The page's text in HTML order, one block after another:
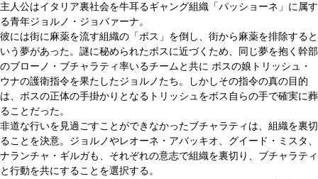
主人公はイタリア裏社会を牛耳るギャング組織「パッショーネ」に属す
る青年ジョルノ・ジョバァーナ。
彼には街に麻薬を流す組織の「ボス」を倒し、街から麻薬を排除すると
いう夢があった。謎に秘められたボスに近づくため、同じ夢を抱く幹部
のブローノ・ブチャラティ率いるチームと共に ボスの娘トリッシュ・
ウナの護衛指令を果たしたジョルノたち。しかしその指令の真の目的
は、ボスの正体の手掛かりとなるトリッシュをボス自らの手で確実に葬
ることだった。
非道な行いを見過ごすことができなかったブチャラティは、組織を裏切
ることを決意。ジョルノやレオーネ・アバッキオ、グイード・ミスタ、
ナランチャ・ギルガも、それぞれの意志で組織を裏切り、ブチャラティ
と行動を共にすることを選択する。